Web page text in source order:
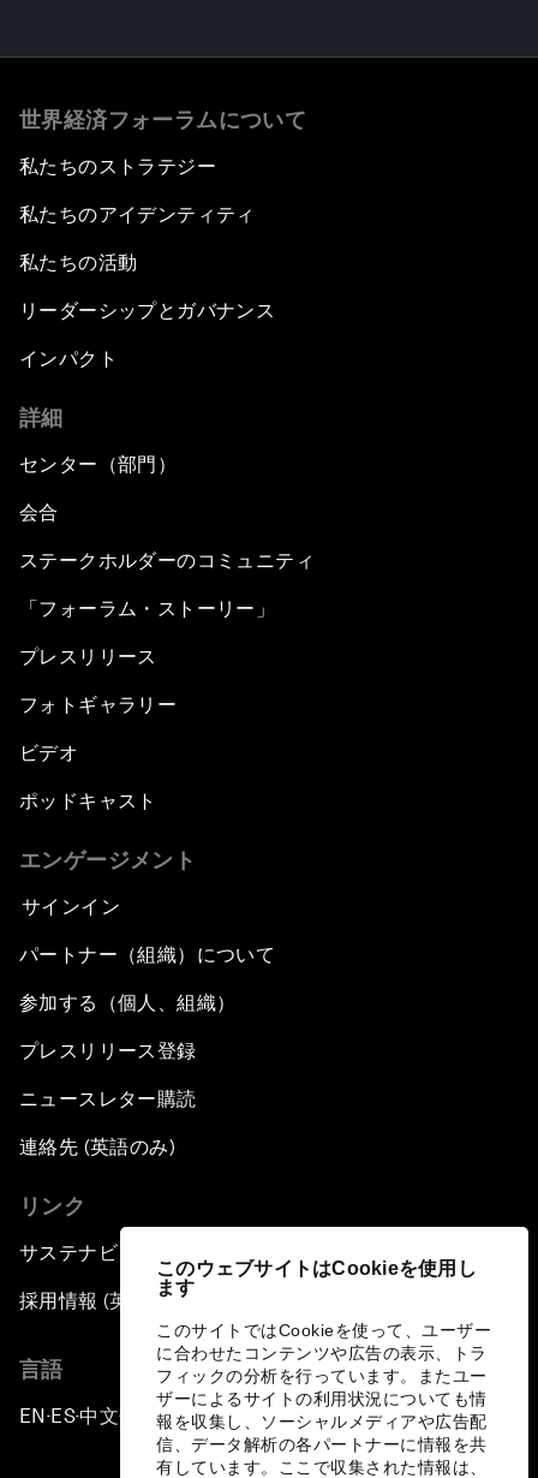
このウェブサイトはCookieを使用し
ます
このサイトではCookieを使って、ユーザー
に合わせたコンテンツや広告の表示、トラ
フィックの分析を行っています。またユー
ザーによるサイトの利用状況についても情
報を収集し、ソーシャルメディアや広告配
信、データ解析の各パートナーに情報を共
有しています。ここで収集された情報は、
世界経済フォーラムについて
私たちのストラテジー
私たちのアイデンティティ
私たちの活動
リーダーシップとガバナンス
インパクト
詳細
センター（部門）
会合
ステークホルダーのコミュニティ
「フォーラム・ストーリー」
プレスリリース
フォトギャラリー
ビデオ
ポッドキャスト
エンゲージメント
サインイン
パートナー（組織）について
参加する（個人、組織）
プレスリリース登録
ニュースレター購読
連絡先 (英語のみ)
リンク
サステナビリティへの取り組み
採用情報 (英語のみ)
言語
EN ▪ES▪中文▪ 日本語